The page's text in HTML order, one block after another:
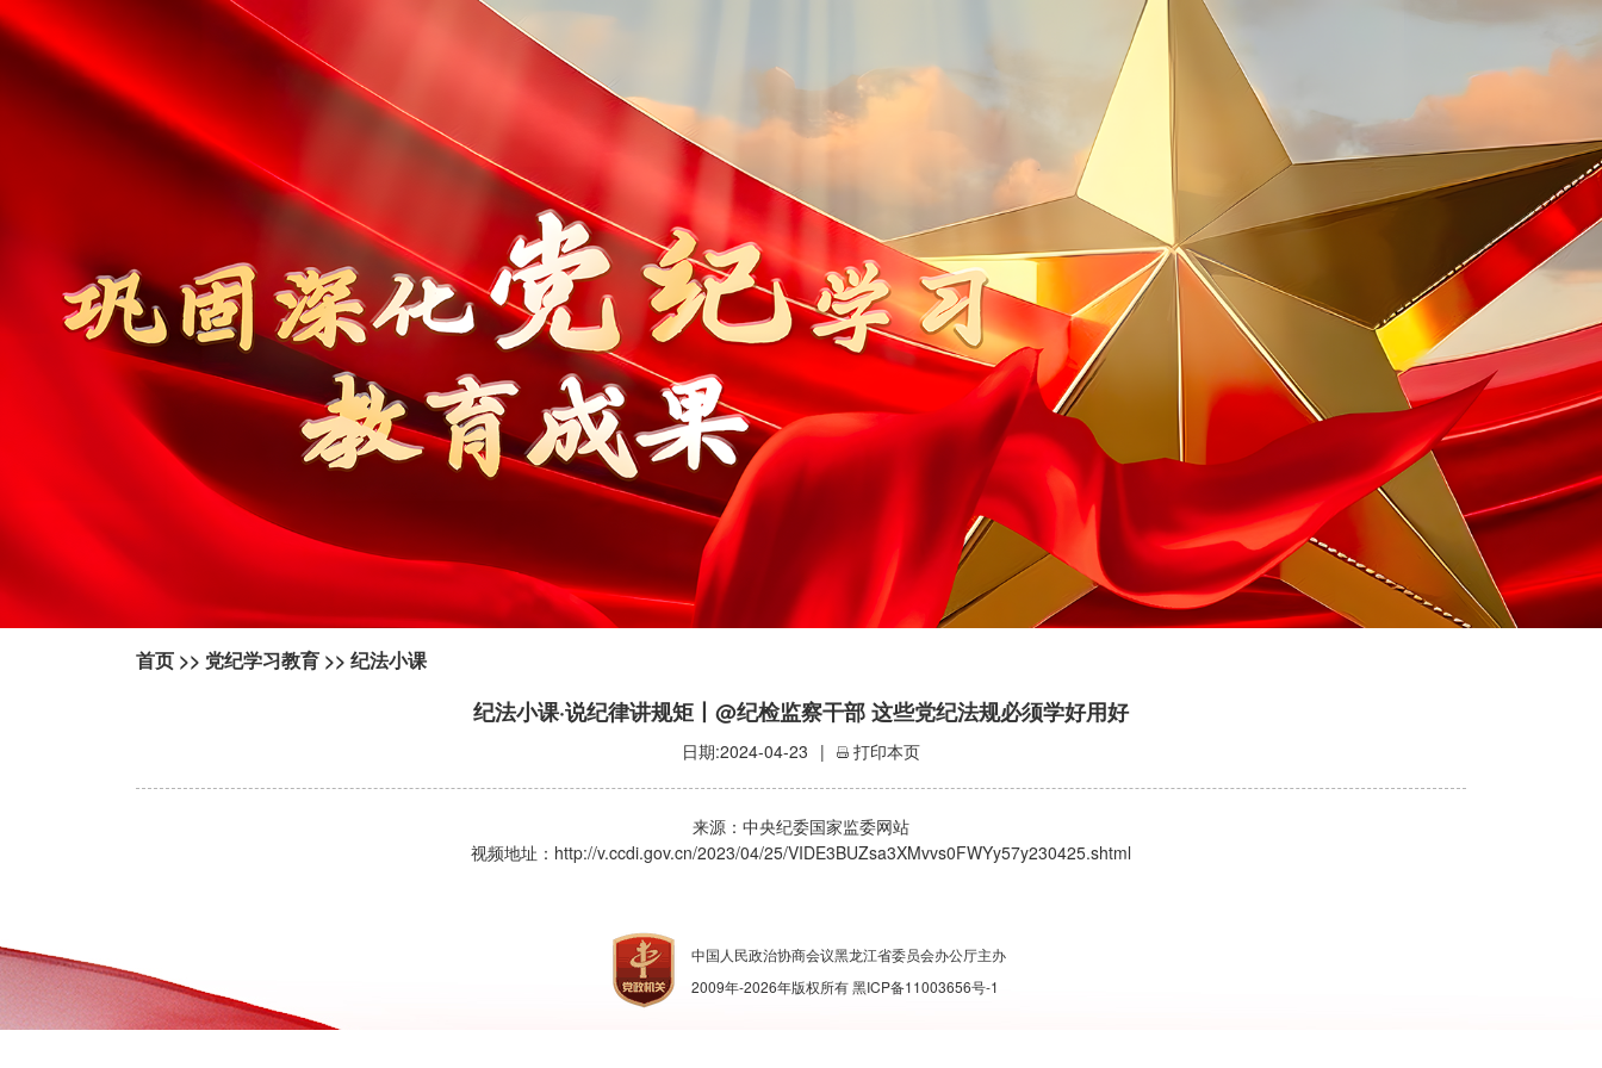
首页 >> 党纪学习教育 >> 纪法小课
纪法小课·说纪律讲规矩丨@纪检监察干部 这些党纪法规必须学好用好
日期:2024-04-23 | 打印本页
来源：中央纪委国家监委网站
视频地址： http://v.ccdi.gov.cn/2023/04/25/VIDE3BUZsa3XMvvs0FWYy57y230425.shtml
中国人民政治协商会议黑龙江省委员会办公厅主办
2009年-2026年版权所有黑ICP备11003656号-1